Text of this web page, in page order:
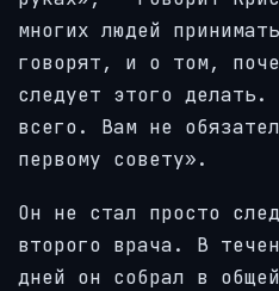
многих людей
говорят, и о том,
следует этого делать.
всего. Вам не
первому совету».
Он не стал просто
второго врача. В
дней он собрал в